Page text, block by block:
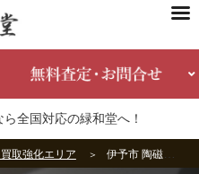
全国対応の緑和堂へ！
取強化エリア 伊予市 陶磁器買取